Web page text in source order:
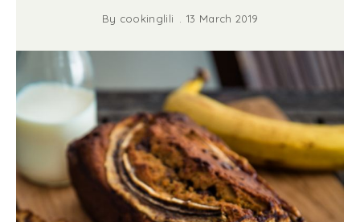
By cookinglili 13 March 2019